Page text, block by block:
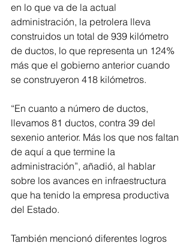
en lo que va de la actual
administración, la petrolera lleva
construidos un total de 939 kilómetro
de ductos, lo que representa un 124%
más que el gobierno anterior cuando
se construyeron 418 kilómetros.
“En cuanto a número de ductos,
llevamos 81 ductos, contra 39 del
sexenio anterior. Más los que nos faltan
de aquí a que termine la
administración”, añadió, al hablar
sobre los avances en infraestructura
que ha tenido la empresa productiva
del Estado.
También mencionó diferentes logros